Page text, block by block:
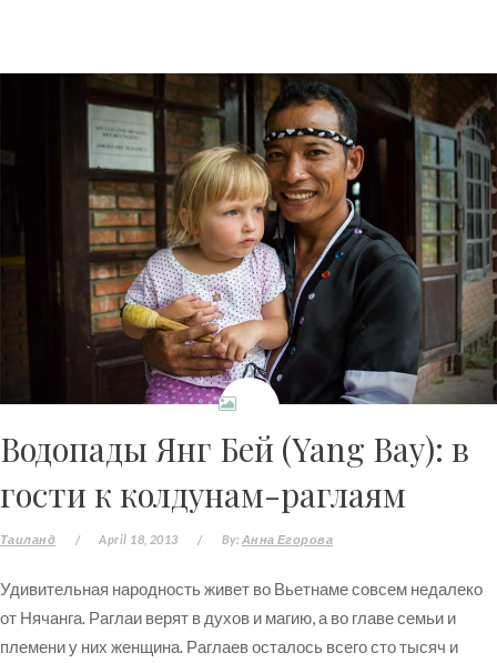
Водопады Янг Бей (Yang Bay): в
гости к колдунам-раглаям
Таиланд / April 18, 2013 / By: Анна Егорова
Удивительная народность живет во Вьетнаме совсем недалеко
от Нячанга. Раглаи верят в духов и магию, а во главе семьи и
племени у них женщина. Раглаев осталось всего сто тысяч и